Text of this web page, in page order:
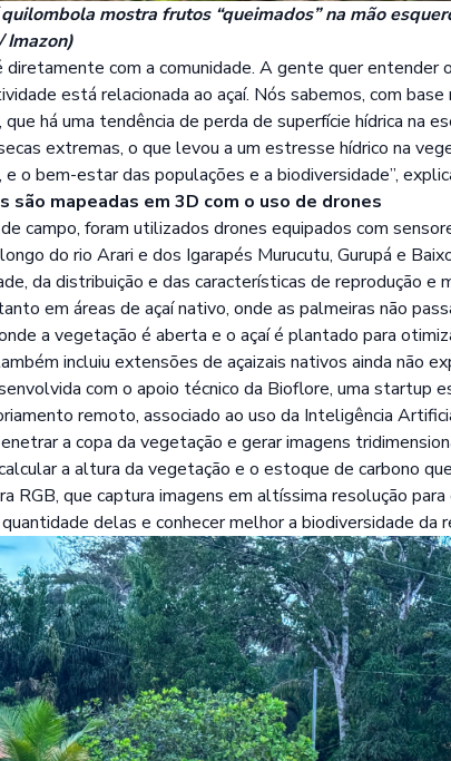
mostra frutos “queimados” na mão
Imazon)
diretamente com a comunidade. A gente quer
está relacionada ao açaí. Nós sabemos, com
há uma tendência de perda de superfície hídrica na
extremas, o que levou a um estresse hídrico na
o bem-estar das populações e a biodiversidade”,
são mapeadas em 3D com o uso de drones
campo, foram utilizados drones equipados com
do rio Arari e dos Igarapés Murucutu, Gurupá e
da distribuição e das características de reprodução e
em áreas de açaí nativo, onde as palmeiras não
a vegetação é aberta e o açaí é plantado para
incluiu extensões de açaizais nativos ainda não
com o apoio técnico da Bioflore, uma startup
remoto, associado ao uso da Inteligência
a copa da vegetação e gerar imagens
a altura da vegetação e o estoque de carbono
RGB, que captura imagens em altíssima resolução
delas e conhecer melhor a biodiversidade da